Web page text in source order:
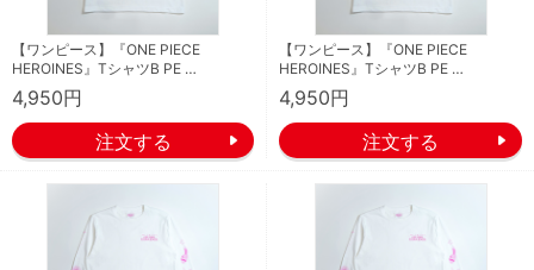
【ワンピース】『ONE PIECE
HEROINES』TシャツB PE …
4,950円
【ワンピース】『ONE PIECE
HEROINES』TシャツB PE …
4,950円